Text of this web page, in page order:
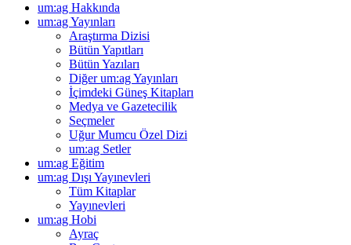
um:ag Hakkında
um:ag Yayınları
Araştırma Dizisi
Bütün Yapıtları
Bütün Yazıları
Diğer um:ag Yayınları
İçimdeki Güneş Kitapları
Medya ve Gazetecilik
Seçmeler
Uğur Mumcu Özel Dizi
um:ag Setler
um:ag Eğitim
um:ag Dışı Yayınevleri
Tüm Kitaplar
Yayınevleri
um:ag Hobi
Ayraç